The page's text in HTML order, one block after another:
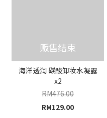
贩售结束
海洋透润 碳酸卸妆水凝露
x2
RM476.00
RM129.00